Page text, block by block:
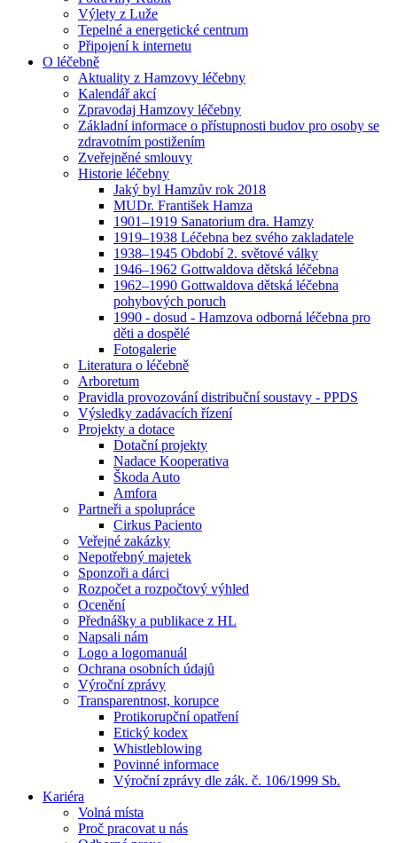
Výlety z Luže
Tepelné a energetické centrum
Připojení k internetu
O léčebně
Aktuality z Hamzovy léčebny
Kalendář akcí
Zpravodaj Hamzovy léčebny
Základní informace o přístupnosti budov pro osoby se
zdravotním postižením
Zveřejněné smlouvy
Historie léčebny
Jaký byl Hamzův rok 2018
MUDr. František Hamza
1901–1919 Sanatorium dra. Hamzy
1919–1938 Léčebna bez svého zakladatele
1938–1945 Období 2. světové války
1946–1962 Gottwaldova dětská léčebna
1962–1990 Gottwaldova dětská léčebna
pohybových poruch
1990 - dosud - Hamzova odborná léčebna pro
děti a dospělé
Fotogalerie
Literatura o léčebně
Arboretum
Pravidla provozování distribuční soustavy - PPDS
Výsledky zadávacích řízení
Projekty a dotace
Dotační projekty
Nadace Kooperativa
Škoda Auto
Amfora
Partneři a spolupráce
Cirkus Paciento
Veřejné zakázky
Nepotřebný majetek
Sponzoři a dárci
Rozpočet a rozpočtový výhled
Ocenění
Přednášky a publikace z HL
Napsali nám
Logo a logomanuál
Ochrana osobních údajů
Výroční zprávy
Transparentnost, korupce
Protikorupční opatření
Etický kodex
Whistleblowing
Povinné informace
Výroční zprávy dle zák. č. 106/1999 Sb.
Kariéra
Volná místa
Proč pracovat u nás